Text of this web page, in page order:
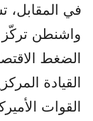
في المقابل،
واشنطن
الضغط
القيادة
القوات